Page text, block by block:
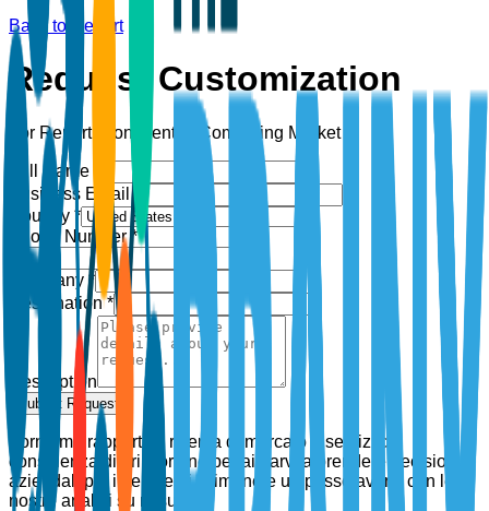
Back to Report
Request Customization
For Report: Confidential Computing Market
Full Name *
Business Email *
Country *
Phone Number *
Company *
Designation *
Description
Submit Request
Forniamo rapporti di ricerca di mercato e servizi di
consulenza di prim'ordine per aiutarvi a prendere decisioni
aziendali più intelligenti. Rimanete un passo avanti con le
nostre analisi su misura.